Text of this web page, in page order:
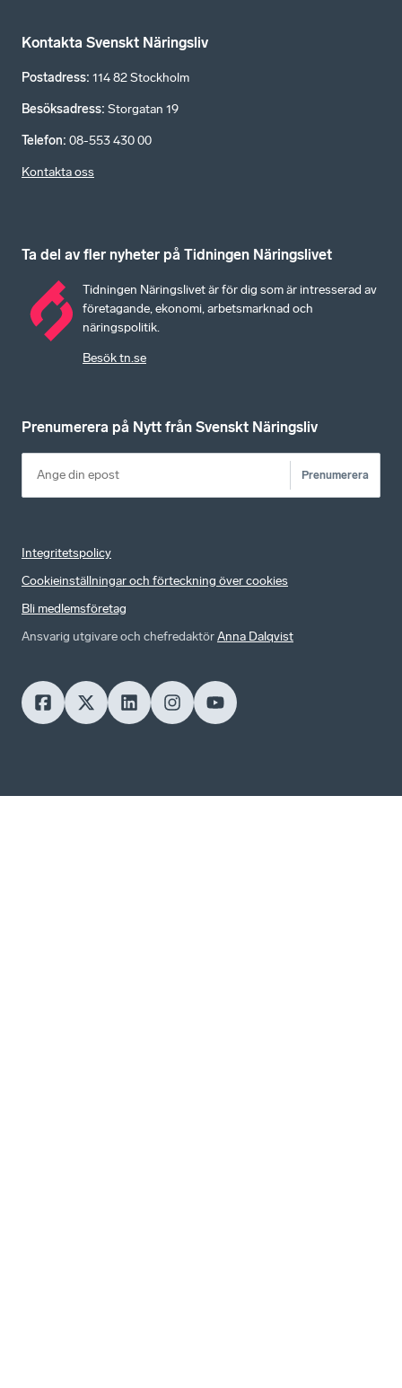
Kontakta Svenskt Näringsliv
Postadress: 114 82 Stockholm
Besöksadress: Storgatan 19
Telefon: 08-553 430 00
Kontakta oss
Ta del av fler nyheter på Tidningen Näringslivet
Tidningen Näringslivet är för dig som är intresserad av
företagande, ekonomi, arbetsmarknad och
näringspolitik.
Besök tn.se
Prenumerera på Nytt från Svenskt Näringsliv
Prenumerera
Integritetspolicy
Cookieinställningar och förteckning över cookies
Bli medlemsföretag
Ansvarig utgivare och chefredaktörAnna Dalqvist